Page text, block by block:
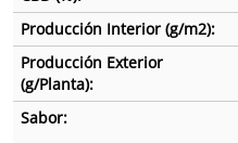
Producción Interior (g/m2):
Producción Exterior
(g/Planta):
Sabor: